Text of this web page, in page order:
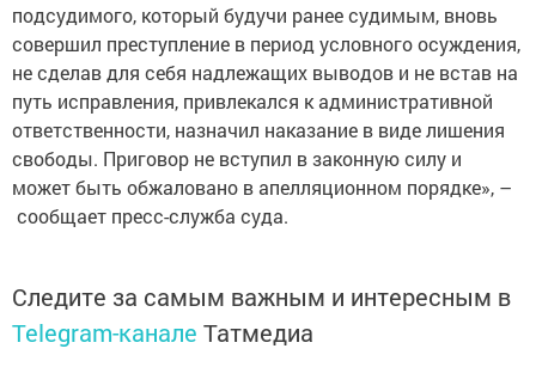
подсудимого, который будучи ранее судимым, вновь
совершил преступление в период условного осуждения,
не сделав для себя надлежащих выводов и не встав на
путь исправления, привлекался к административной
ответственности, назначил наказание в виде лишения
свободы. Приговор не вступил в законную силу и
может быть обжаловано в апелляционном порядке», –
сообщает пресс-служба суда.
Следите за самым важным и интересным в
Telegram-канале Татмедиа